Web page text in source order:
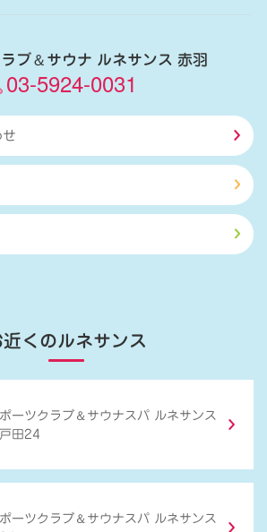
ブ＆サウナ ルネサンス 赤羽
03-5924-0031
近くのルネサンス
ーツクラブ ＆ サウナスパ ルネサンス
田24
ーツクラブ ＆ サウナスパ ルネサンス